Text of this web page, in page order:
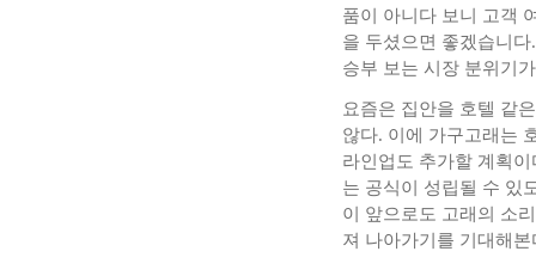
품이 아니다 보니 고객
을 두셨으면 좋겠습니
승부 보는 시장 분위기
요즘은 집안을 호텔 같
않다. 이에 가구고래는
라인업도 추가할 계획이
는 공식이 성립될 수 있
이 앞으로도 고래의 소
져 나아가기를 기대해